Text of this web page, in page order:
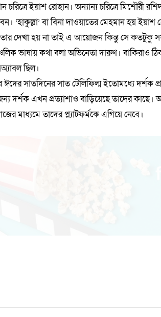
চরিত্রে ইয়াশ রোহান। অন্যান্য চরিত্রে
‘হাকুল্লা’ বা বিনা দাওয়াতের মেহমান হয়
দেখা হয় না তাই এ আয়োজন কিন্তু সে কতটুকু
ভাষায় কথা বলা অভিনেতা দারুণ। বাকিরাও
ছিল।
ঈদের সাতদিনের সাত টেলিফিল্ম ইতোমধ্যে দর্শক
দর্শক এখন প্রত্যাশাও বাড়িয়েছে তাদের
মাধ্যমে তাদের প্ল্যাটফর্মকে এগিয়ে নেবে।